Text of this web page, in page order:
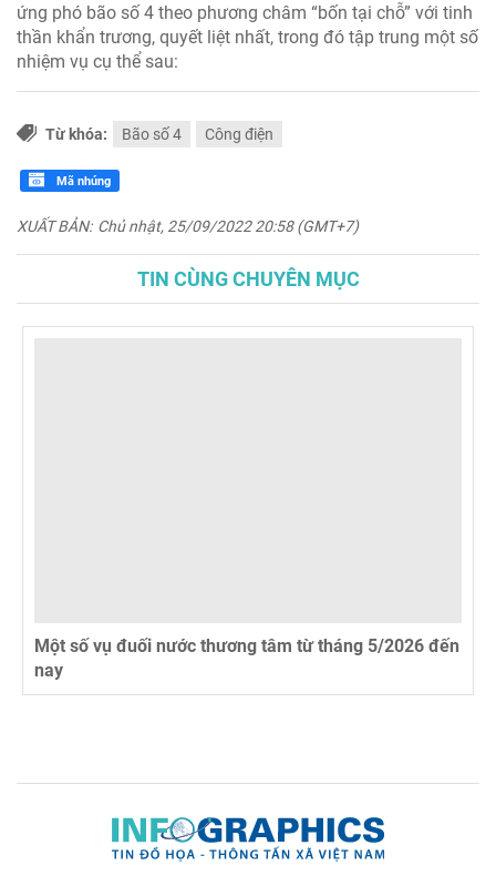
ứng phó bão số 4 theo phương châm “bốn tại chỗ” với tinh
thần khẩn trương, quyết liệt nhất, trong đó tập trung một số
nhiệm vụ cụ thể sau:
Từ khóa: Bão số 4 Công điện
Mã nhúng
XUẤT BẢN: Chủ nhật, 25/09/2022 20:58 (GMT+7)
TIN CÙNG CHUYÊN MỤC
Một số vụ đuối nước thương tâm từ tháng 5/2026 đến
nay